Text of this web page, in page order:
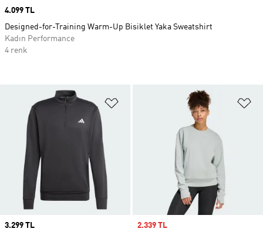
Favori Listesine Ekle
Price
3.299 TL
Sale price
2.339 TL
Price
4.099 TL
Designed-for-Training Warm-Up Bisiklet Yaka Sweatshirt
Kadın Performance
4 renk